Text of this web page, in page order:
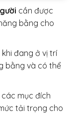
cần được
bằng cho
khi đang ở vị trí
bằng và có thể
mục đích
tải trọng cho